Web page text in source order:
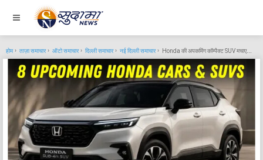
होम ताज़ा समाचार ऑटो समाचार दिल्ली समाचार नई दिल्ली समाचार Honda की अपकमिंग कॉम्पैक्ट SUV मचाएगी धमाल, 30 किमी प्रति लीटर तक देगी माईलेज